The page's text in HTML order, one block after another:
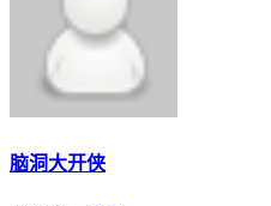
脑洞大开侠